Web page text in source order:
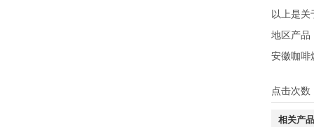
以上是
地区产
安徽咖啡
点击次数
相关产品